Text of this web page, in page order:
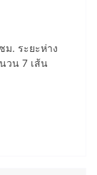
ม. ระยะห่าง
วน 7 เส้น